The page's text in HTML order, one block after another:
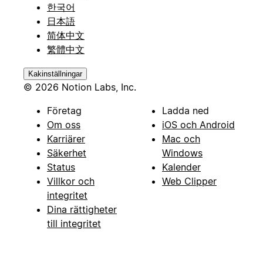
한국어
日本語
简体中文
繁體中文
Kakinställningar
© 2026 Notion Labs, Inc.
Företag
Om oss
Karriärer
Säkerhet
Status
Villkor och
integritet
Dina rättigheter
till integritet
Ladda ned
iOS och Android
Mac och
Windows
Kalender
Web Clipper